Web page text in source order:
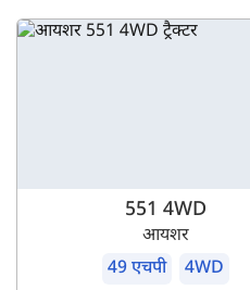
551 4WD
आयशर
49 एचपी
4WD